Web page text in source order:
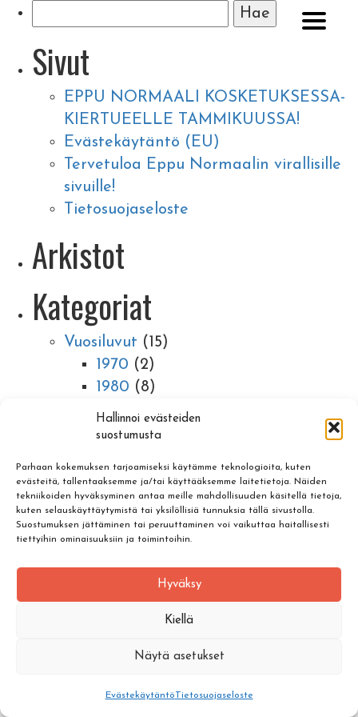
Hallinnoi evästeiden
suostumusta
Parhaan kokemuksen tarjoamiseksi käytämme teknologioita, kuten
evästeitä, tallentaaksemme ja/tai käyttääksemme laitetietoja. Näiden
tekniikoiden hyväksyminen antaa meille mahdollisuuden käsitellä tietoja,
kuten selauskäyttäytymistä tai yksilöllisiä tunnuksia tällä sivustolla.
Suostumuksen jättäminen tai peruuttaminen voi vaikuttaa haitallisesti
tiettyihin ominaisuuksiin ja toimintoihin.
Hyväksy
Kiellä
Näytä asetukset
EvästekäytäntöTietosuojaseloste
Sivut
EPPU NORMAALI KOSKETUKSESSA-
KIERTUEELLE TAMMIKUUSSA!
Evästekäytäntö (EU)
Tervetuloa Eppu Normaalin virallisille
sivuille!
Tietosuojaseloste
Arkistot
Kategoriat
Vuosiluvut (15)
1970 (2)
1980 (8)
1990
(2)
2000(2)
©Copyright Wild Tampere | Tietosuojaseloste | Evästeet